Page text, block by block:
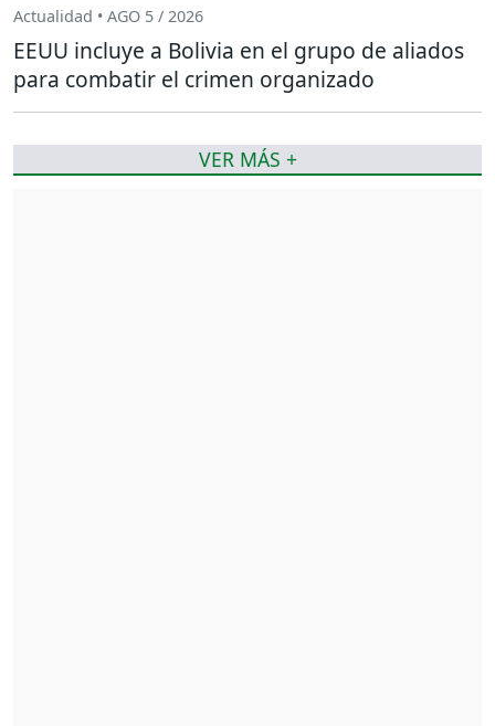
Actualidad • AGO 5 / 2026
EEUU incluye a Bolivia en el grupo de aliados
para combatir el crimen organizado
VER MÁS +